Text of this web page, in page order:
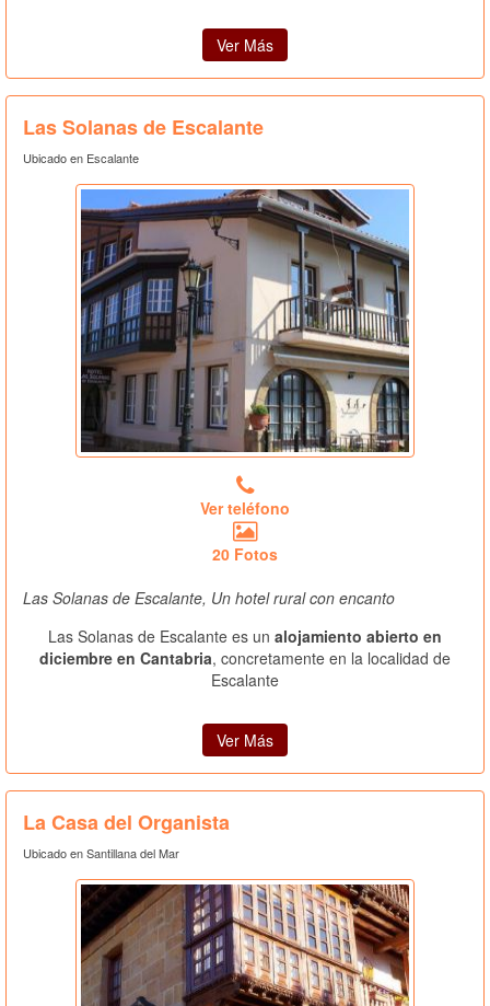
Ver Más
Las Solanas de Escalante
Ubicado en Escalante
Ver teléfono
20 Fotos
Las Solanas de Escalante, Un hotel rural con encanto
Las Solanas de Escalante es un alojamiento abierto en
diciembre en Cantabria, concretamente en la localidad de
Escalante
Ver Más
La Casa del Organista
Ubicado en Santillana del Mar